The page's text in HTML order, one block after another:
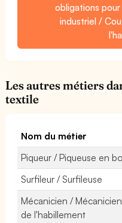
obligations
industriel /
Les autres métiers
textile
Nom du métier
Piqueur / Piqueuse en
Surfileur / Surfileuse
Mécanicien /
de l'habillement